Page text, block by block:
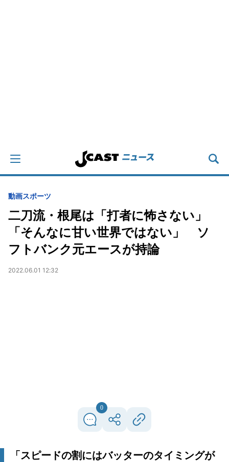
動画スポーツ
二刀流・根尾は「打者に怖さない」
「そんなに甘い世界ではない」 ソ
フトバンク元エースが持論
2022.06.01 12:32
0
「スピードの割にはバッターのタイミングが